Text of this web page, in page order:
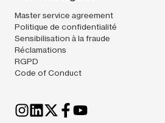
Master service agreement
Politique de confidentialité
Sensibilisation à la fraude
Réclamations
RGPD
Code of Conduct